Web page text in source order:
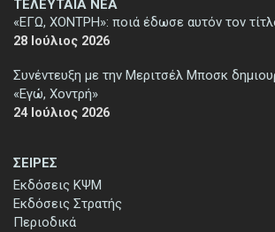
ΣΕΙΡΕΣ
Εκδόσεις ΚΨΜ
Εκδόσεις Στρατής
Περιοδικά
ΤΕΛΕΥΤΑΙΑ ΝΕΑ
«ΕΓΩ, ΧΟΝΤΡΗ»: ποιά έδωσε αυτόν τον
28 Ιούλιος 2026
Συνέντευξη με την Μεριτσέλ Μποσκ
«Εγώ, Χοντρή»
24 Ιούλιος 2026